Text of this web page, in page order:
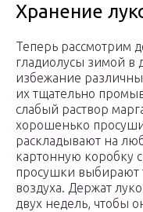
Хранение
Теперь рассмотрим
гладиолусы зимой в
избежание
их тщательно
слабый раствор
хорошенько
раскладывают на
картонную коробку
просушки выбирают
воздуха. Держат
двух недель, чтобы